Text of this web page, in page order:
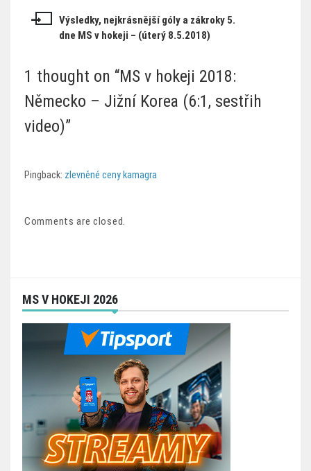
příspěvekVýsledky, nejkrásnější góly a zákroky 5.
dne MS v hokeji – (úterý 8.5.2018)
1 thought on “MS v hokeji 2018:
Německo – Jižní Korea (6:1, sestřih
video)”
Pingback: zlevněné ceny kamagra
Comments are closed.
MS V HOKEJI 2026